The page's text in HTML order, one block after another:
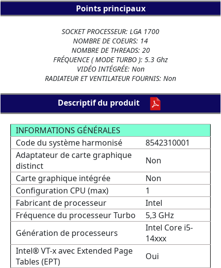
Points principaux
SOCKET PROCESSEUR: LGA 1700
NOMBRE DE COEURS: 14
NOMBRE DE THREADS: 20
FRÉQUENCE ( MODE TURBO ): 5.3 Ghz
VIDÉO INTÉGRÉE: Non
RADIATEUR ET VENTILATEUR FOURNIS: Non
Descriptif du produit
INFORMATIONS GÉNÉRALES
Code du système harmonisé
8542310001
Adaptateur de carte graphique
distinct
Non
Carte graphique intégrée
Non
Configuration CPU (max)
1
Fabricant de processeur
Intel
Fréquence du processeur Turbo
5,3 GHz
Génération de processeurs
Intel Core i5-
14xxx
Intel® VT-x avec Extended Page
Tables (EPT)
Oui